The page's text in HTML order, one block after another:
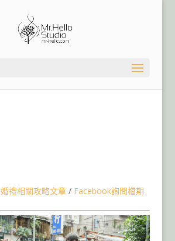
婚禮相關攻略文章/ Facebook詢問檔期